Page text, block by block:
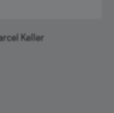
Keller